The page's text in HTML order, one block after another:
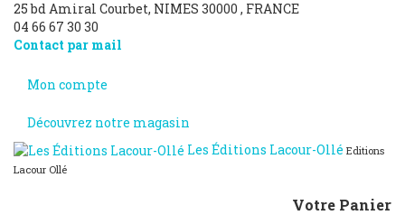
25 bd Amiral Courbet, NIMES 30000 , FRANCE
04 66 67 30 30
Contact par mail
Mon compte
Découvrez notre magasin
Les Éditions Lacour-Ollé Editions
Lacour Ollé
Votre Panier